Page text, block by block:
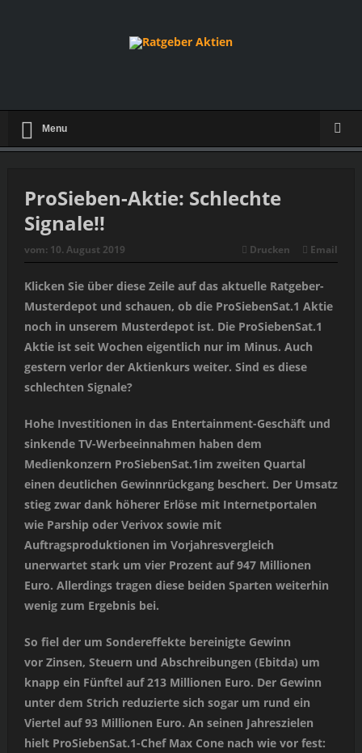
Menu
ProSieben-Aktie: Schlechte
Signale!!
vom: 10. August 2019 Drucken Email
Klicken Sie über diese Zeile auf das aktuelle Ratgeber-
Musterdepot und schauen, ob die ProSiebenSat.1 Aktie
noch in unserem Musterdepot ist. Die ProSiebenSat.1
Aktie ist seit Wochen eigentlich nur im Minus. Auch
gestern verlor der Aktienkurs weiter. Sind es diese
schlechten Signale?
Hohe Investitionen in das Entertainment-Geschäft und
sinkende TV-Werbeeinnahmen haben dem
Medienkonzern ProSiebenSat.1im zweiten Quartal
einen deutlichen Gewinnrückgang beschert. Der Umsatz
stieg zwar dank höherer Erlöse mit Internetportalen
wie Parship oder Verivox sowie mit
Auftragsproduktionen im Vorjahresvergleich
unerwartet stark um vier Prozent auf 947 Millionen
Euro. Allerdings tragen diese beiden Sparten weiterhin
wenig zum Ergebnis bei.
So fiel der um Sondereffekte bereinigte Gewinn
vor Zinsen, Steuern und Abschreibungen (Ebitda) um
knapp ein Fünftel auf 213 Millionen Euro. Der Gewinn
unter dem Strich reduzierte sich sogar um rund ein
Viertel auf 93 Millionen Euro. An seinen Jahreszielen
hielt ProSiebenSat.1-Chef Max Cone nach wie vor fest: